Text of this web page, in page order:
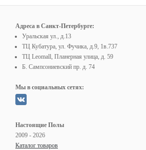
Адреса в Санкт-Петербурге:
Уральская ул., д.13
ТЦ Кубатура, ул. Фучика, д.9, 1в.737
ТЦ Leomall, Планерная улица, д. 59
Б. Сампсониевский пр. д. 74
Мы в социальных сетях:
Настоящие Полы
2009 - 2026
Каталог товаров